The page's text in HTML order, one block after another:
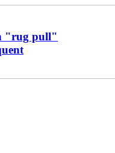
"rug pull"